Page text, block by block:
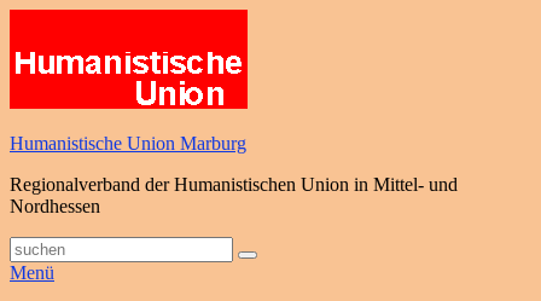
springen
Humanistische Union Marburg
Regionalverband der Humanistischen Union in Mittel- und
Nordhessen
Suche
nach:
Suchen
Menü